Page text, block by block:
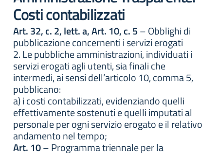
Costi contabilizzati
Art. 32, c. 2, lett. a, Art. 10, c. 5– Obblighi di
pubblicazione concernenti i servizi erogati
2. Le pubbliche amministrazioni, individuati i
servizi erogati agli utenti, sia finali che
intermedi, ai sensi dell’articolo 10, comma 5,
pubblicano:
a) i costi contabilizzati, evidenziando quelli
effettivamente sostenuti e quelli imputati al
personale per ogni servizio erogato e il relativo
andamento nel tempo;
Art. 10– Programma triennale per la